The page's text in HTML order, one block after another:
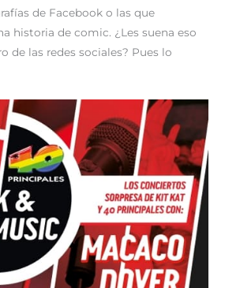
de Facebook o las que
historia de comic. ¿Les suena eso
de las redes sociales? Pues lo